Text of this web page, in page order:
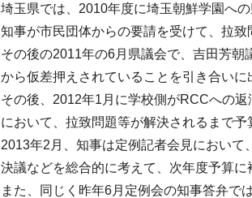
埼玉県では、2010年度に埼玉朝鮮学園へ
知事が市民団体からの要請を受けて、拉
その後の2011年の6月県議会で、吉田芳
から仮差押えされていることを引き合い
その後、2012年1月に学校側がRCCへの
において、拉致問題等が解決されるまで
2013年2月、知事は定例記者会見におい
決議などを総合的に考えて、次年度予算
また、同じく昨年6月定例会の知事答弁で